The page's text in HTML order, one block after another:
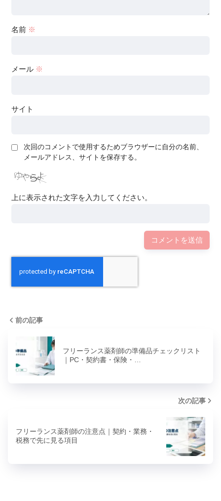
名前 ※
メール ※
サイト
次回のコメントで使用するためブラウザーに自分の名前、
メールアドレス、サイトを保存する。
上に表示された文字を入力してください。
前の記事
フリーランス薬剤師の準備品チェックリスト
｜PC・契約書・保険・…
次の記事
フリーランス薬剤師の注意点｜契約・業務・
税務で先に見る項目